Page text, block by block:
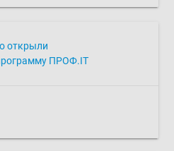
открыли
ПРОФ.IТ